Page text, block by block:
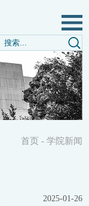
首页 - 学院新闻
2025-01-26